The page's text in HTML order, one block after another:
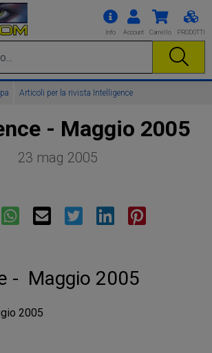
Info Account Carrello PRODOTTI
Articoli per la rivista Intelligence
- Maggio 2005
23 mag 2005
facebookwhatsapp
mail twitter linkedin
- Maggio 2005
2005